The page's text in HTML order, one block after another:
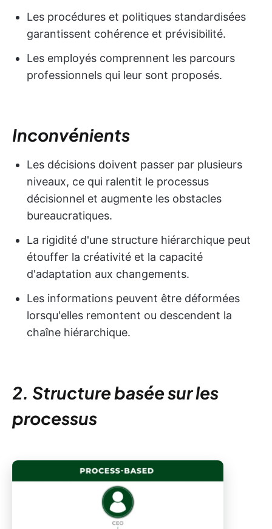
Les procédures et politiques standardisées
garantissent cohérence et prévisibilité.
Les employés comprennent les parcours
professionnels qui leur sont proposés.
Inconvénients
Les décisions doivent passer par plusieurs
niveaux, ce qui ralentit le processus
décisionnel et augmente les obstacles
bureaucratiques.
La rigidité d'une structure hiérarchique peut
étouffer la créativité et la capacité
d'adaptation aux changements.
Les informations peuvent être déformées
lorsqu'elles remontent ou descendent la
chaîne hiérarchique.
2. Structure basée sur les
processus